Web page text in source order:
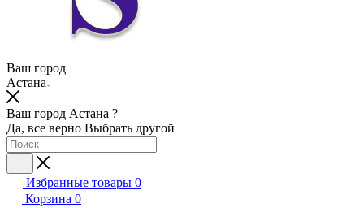
Ваш город
Астана
Ваш город Астана ?
Да, все верно Выбрать другой
Избранные товары 0
Корзина 0